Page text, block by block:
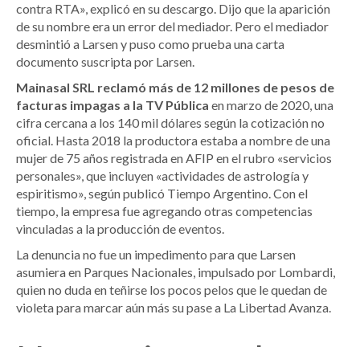
contra RTA», explicó en su descargo. Dijo que la aparición
de su nombre era un error del mediador. Pero el mediador
desmintió a Larsen y puso como prueba una carta
documento suscripta por Larsen.
Mainasal SRL reclamó más de 12 millones de pesos de
facturas impagas a la TV Pública en marzo de 2020, una
cifra cercana a los 140 mil dólares según la cotización no
oficial. Hasta 2018 la productora estaba a nombre de una
mujer de 75 años registrada en AFIP en el rubro «servicios
personales», que incluyen «actividades de astrología y
espiritismo», según publicó Tiempo Argentino. Con el
tiempo, la empresa fue agregando otras competencias
vinculadas a la producción de eventos.
La denuncia no fue un impedimento para que Larsen
asumiera en Parques Nacionales, impulsado por Lombardi,
quien no duda en teñirse los pocos pelos que le quedan de
violeta para marcar aún más su pase a La Libertad Avanza.